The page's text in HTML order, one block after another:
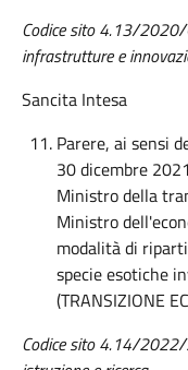
Codice sito 4.13/
infrastrutture e
Sancita Intesa
Parere, ai sensi
30 dicembre
Ministro della
Ministro
modalità di
specie esotiche
(TRANSIZIONE
Codice sito 4.14/